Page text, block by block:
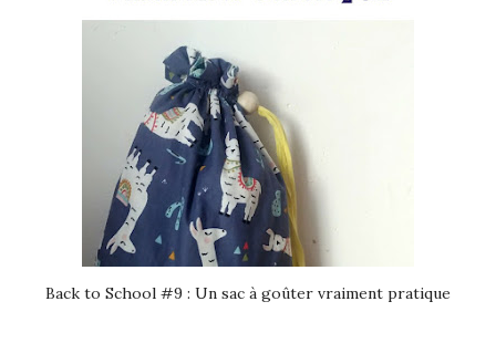
Back to School #9 : Un sac à goûter vraiment pratique